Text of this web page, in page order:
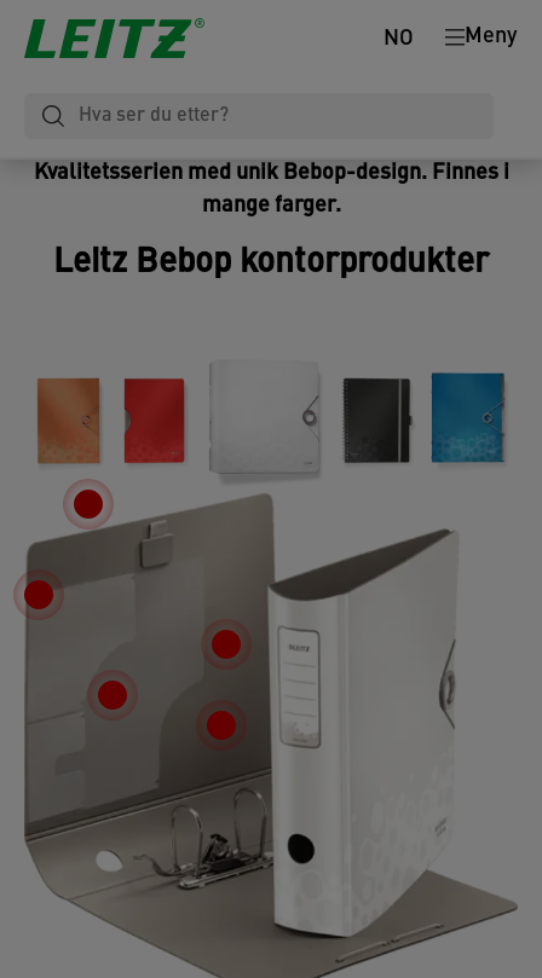
Meny
NO
Kvalitetsserien med unik Bebop-design. Finnes i
mange farger.
Leitz Bebop kontorprodukter